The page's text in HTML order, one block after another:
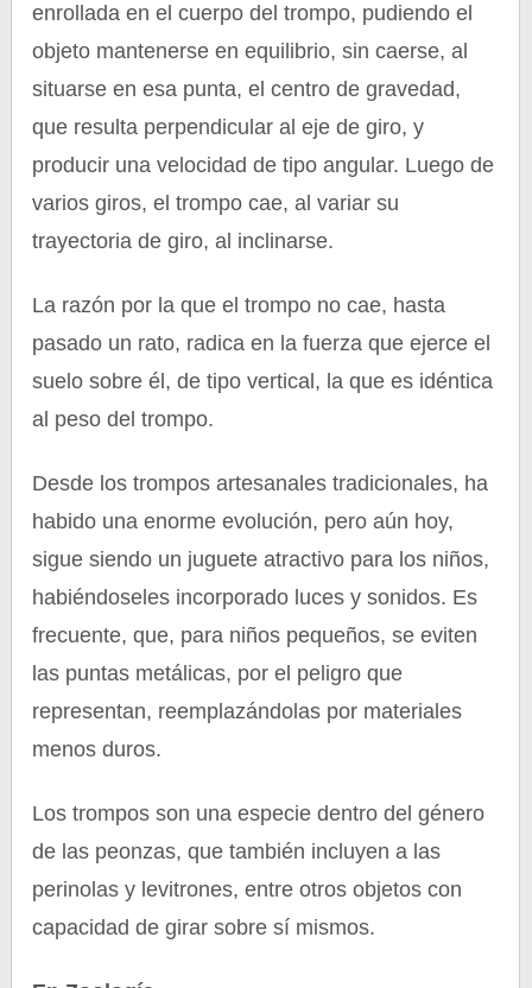
enrollada en el cuerpo del trompo, pudiendo el
objeto mantenerse en equilibrio, sin caerse, al
situarse en esa punta, el centro de gravedad,
que resulta perpendicular al eje de giro, y
producir una velocidad de tipo angular. Luego de
varios giros, el trompo cae, al variar su
trayectoria de giro, al inclinarse.
La razón por la que el trompo no cae, hasta
pasado un rato, radica en la fuerza que ejerce el
suelo sobre él, de tipo vertical, la que es idéntica
al peso del trompo.
Desde los trompos artesanales tradicionales, ha
habido una enorme evolución, pero aún hoy,
sigue siendo un juguete atractivo para los niños,
habiéndoseles incorporado luces y sonidos. Es
frecuente, que, para niños pequeños, se eviten
las puntas metálicas, por el peligro que
representan, reemplazándolas por materiales
menos duros.
Los trompos son una especie dentro del género
de las peonzas, que también incluyen a las
perinolas y levitrones, entre otros objetos con
capacidad de girar sobre sí mismos.